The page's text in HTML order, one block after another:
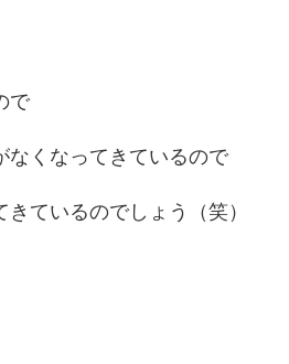
で
なくなってきているので
ているのでしょう（笑）